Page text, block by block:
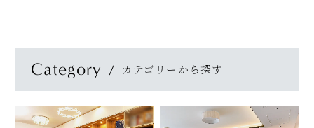
Category カテゴリーから探す